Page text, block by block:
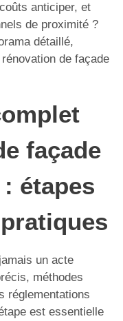
anticiper, et
de proximité ?
détaillé,
de façade
façade
étapes
un acte
méthodes
réglementations
est essentielle